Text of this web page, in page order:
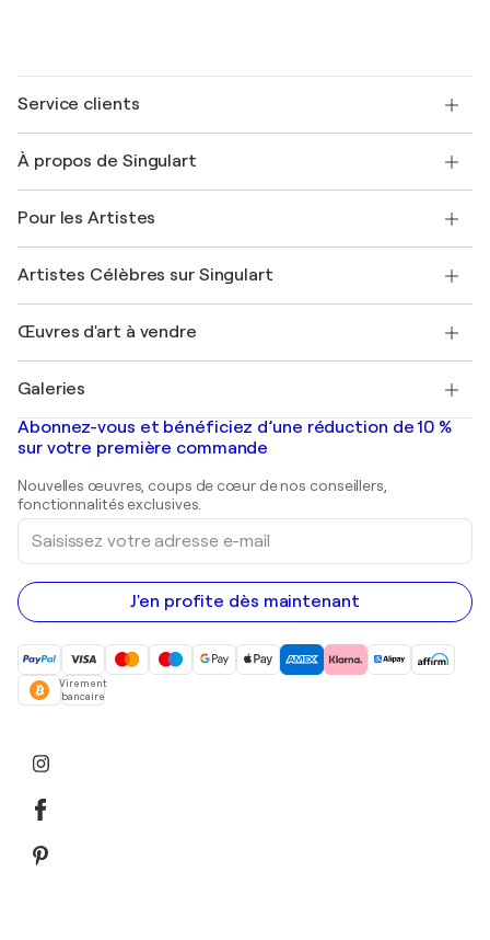
Service clients
Expédition
Offrir une carte cadeau
Rejoignez notre programme commercial
Mon compte
+33 1 76 44 06 42
À propos de Singulart
FAQ
Magazine Singulart
Emplois
Découvrez une sélection d'art original
Pour les Artistes
Se connecter en tant qu'Artiste
Artistes Célèbres sur Singulart
Marc Chagall
Banksy
Mr. Brainwash
Shepard Fairey
Œuvres d'art à vendre
Tableaux abstraits à vendre
Peintures de paysage
Estampes
Peintures acryliques
Galeries
Galeries d'art en France
Galeries d'art en Belgique
Abonnez-vous et bénéficiez d’une réduction de 10 %
sur votre première commande
Nouvelles œuvres, coups de cœur de nos conseillers,
fonctionnalités exclusives.
Saisissez
votre
adresse
e-
mail
J'en profite dès maintenant
Virement
bancaire